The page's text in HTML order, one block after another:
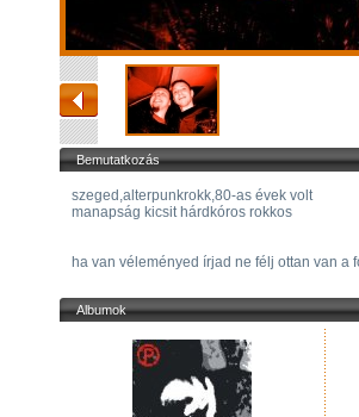
Bemutatkozás
szeged,alterpunkrokk,80-as évek volt
manapság kicsit hárdkóros rokkos
ha van véleményed írjad ne félj ottan van a
Albumok